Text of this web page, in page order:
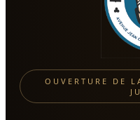
OUVERTURE DE